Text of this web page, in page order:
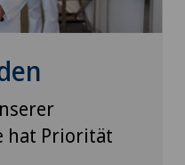
hat Priorität